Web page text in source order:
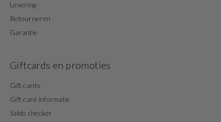
Levering
Retourneren
Garantie
Giftcards en promoties
Gift cards
Gift card informatie
Saldo checker